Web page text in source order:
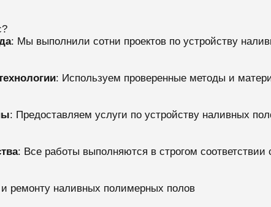
: Мы выполнили сотни проектов по устройству
: Используем проверенные методы и
: Предоставляем услуги по устройству наливных
: Все работы выполняются в строгом соответствии
и ремонту наливных полимерных полов